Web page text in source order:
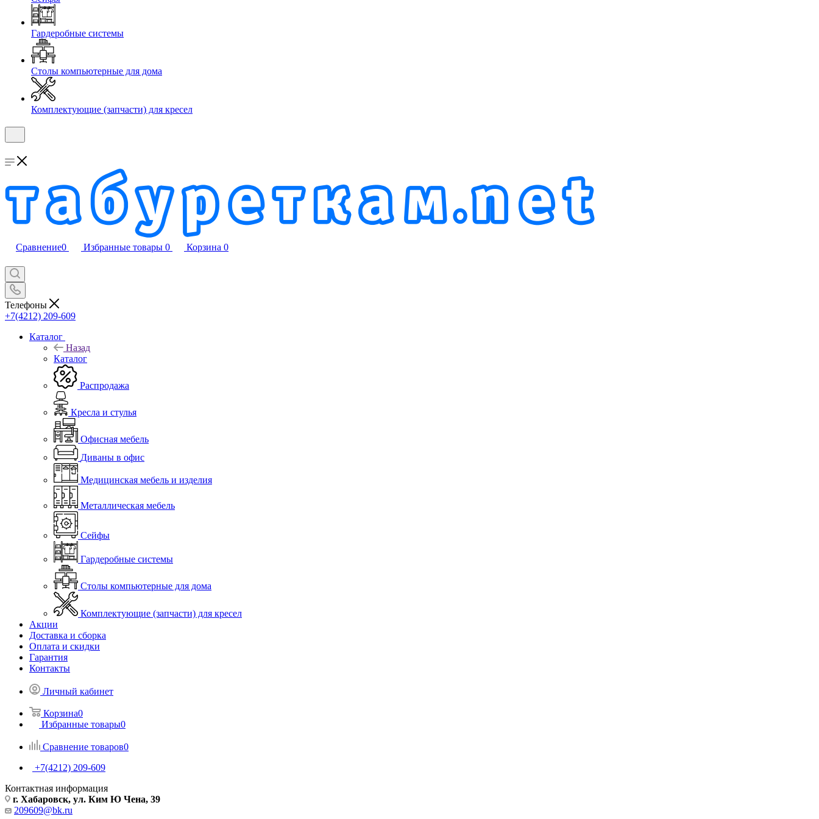
Гардеробные системы
Столы компьютерные для дома
Комплектующие (запчасти) для кресел
Сравнение0 Избранные товары 0 Корзина 0
Телефоны
+7(4212) 209-609
Каталог
Назад
Каталог
Распродажа
Кресла и стулья
Офисная мебель
Диваны в офис
Медицинская мебель и изделия
Металлическая мебель
Сейфы
Гардеробные системы
Столы компьютерные для дома
Комплектующие (запчасти) для кресел
Акции
Доставка и сборка
Оплата и скидки
Гарантия
Контакты
Личный кабинет
Корзина0
Избранные товары0
Сравнение товаров0
+7(4212) 209-609
Контактная информация
г. Хабаровск, ул. Ким Ю Чена, 39
209609@bk.ru